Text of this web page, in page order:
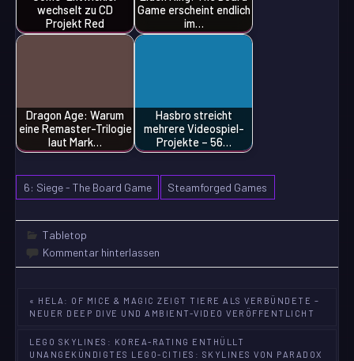
wechselt zu CD
Projekt Red
Game erscheint endlich
im…
Dragon Age: Warum
eine Remaster-Trilogie
laut Mark…
Hasbro streicht
mehrere Videospiel-
Projekte – 56…
6: Siege - The Board Game Steamforged Games
Tabletop
Kommentar hinterlassen
Beitragsnavigation
« HELA: OF MICE & MAGIC ZEIGT TIERE ALS VERBÜNDETE –
NEUER DEEP DIVE UND AMBIENT-VIDEO VERÖFFENTLICHT
LEGO SKYLINES: KOREA-RATING ENTHÜLLT
UNANGEKÜNDIGTES LEGO-CITIES: SKYLINES VON PARADOX